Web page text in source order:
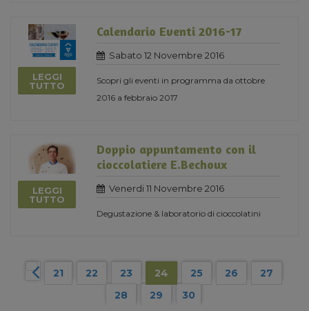
LEGGI
TUTTO
Calendario Eventi 2016-17
Sabato 12 Novembre 2016
Scopri gli eventi in programma da ottobre
2016 a febbraio 2017
LEGGI
TUTTO
Doppio appuntamento con il
cioccolatiere E.Bechoux
Venerdi 11 Novembre 2016
Degustazione & laboratorio di cioccolatini
21 22 23 24 25 26
27
28
29 30